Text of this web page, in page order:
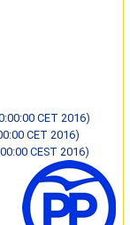
CET 2016)
CET 2016)
CEST 2016)